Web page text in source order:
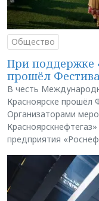
Общество
При поддержке
прошёл
В честь
Красноярске прошёл
Организаторами
предприятия